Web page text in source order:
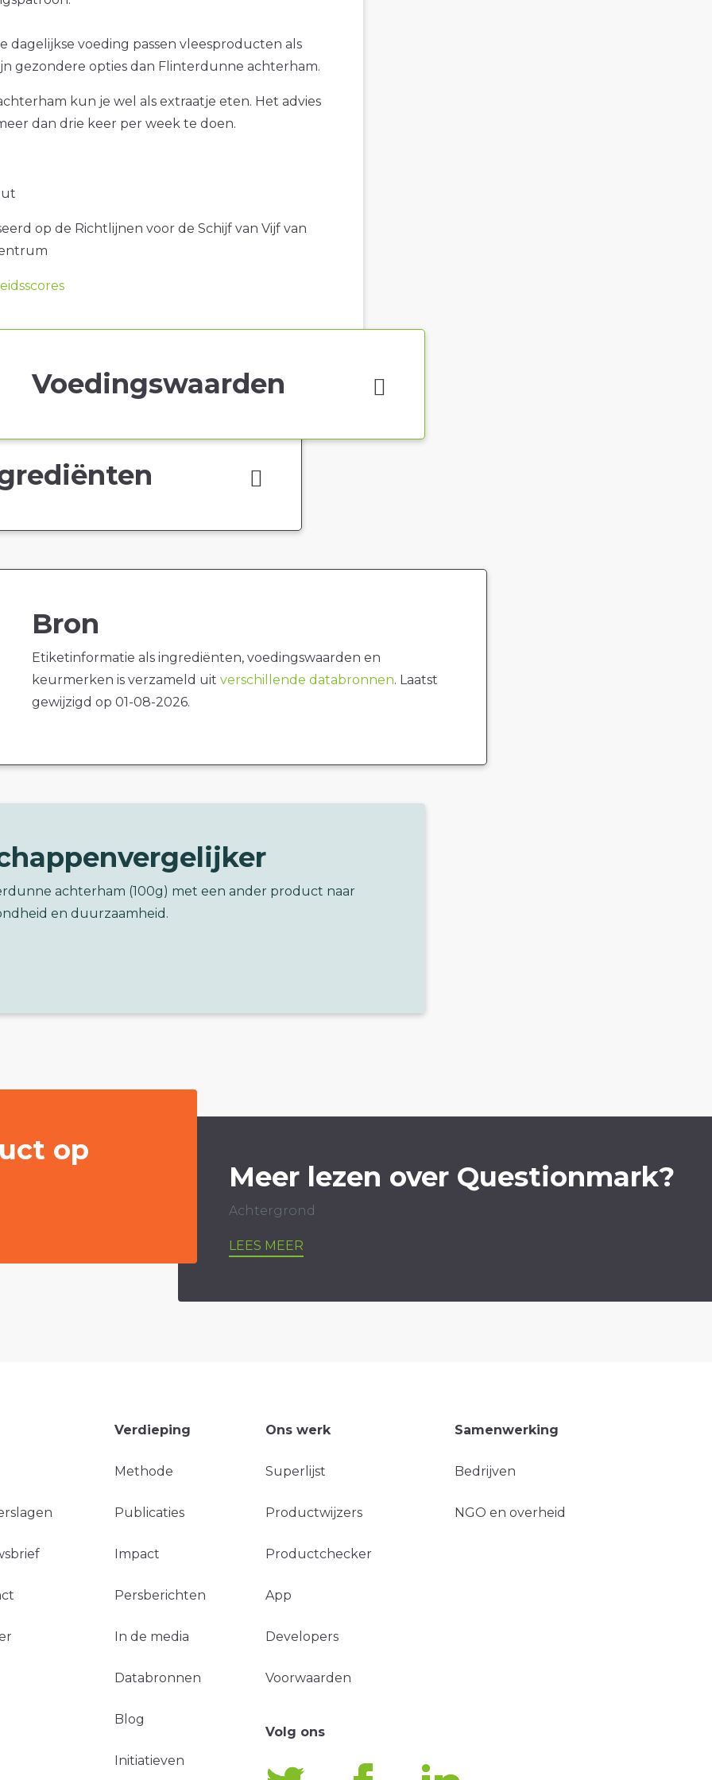
dagelijkse voeding passen vleesproducten als
gezondere opties dan Flinterdunne achterham.
kun je wel als extraatje eten. Het advies
dan drie keer per week te doen.
op de Richtlijnen voor de Schijf van Vijf van
Voedingswaarden
Bron
Etiketinformatie als ingrediënten, voedingswaarden en
keurmerken is verzameld uit verschillende databronnen. Laatst
gewijzigd op 01-08-2026.
achterham (100g) met een ander product naar
en duurzaamheid.
op
Meer lezen over Questionmark?
Achtergrond
LEES MEER
Verdieping
Methode
Publicaties
Impact
Persberichten
In de media
Databronnen
Blog
Initiatieven
Ons werk
Superlijst
Productwijzers
Productchecker
App
Developers
Voorwaarden
Samenwerking
Bedrijven
NGO en overheid
Volg ons